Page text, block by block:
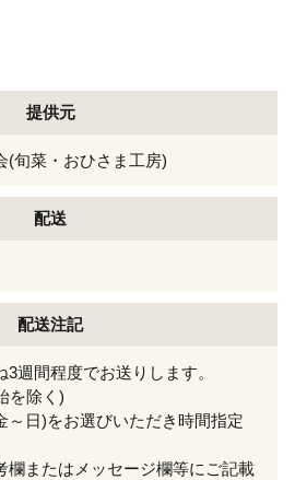
提供元
(旬菜・おひさま工房)
配送
配送注記
週間程度でお送りします。
を除く)
～日)をお選びいただき時間指定
またはメッセージ欄等にご記載